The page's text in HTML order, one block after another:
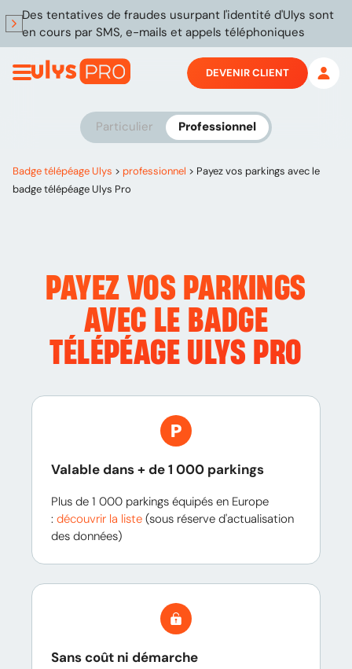
Des tentatives de fraudes usurpant l'identité d'Ulys sont
en cours par SMS, e-mails et appels téléphoniques
Particulier Professionnel
DEVENIR CLIENT
Badge télépéage Ulys > professionnel > Payez vos parkings avec le
badge télépéage Ulys Pro
PAYEZ VOS PARKINGS
AVEC LE BADGE
TÉLÉPÉAGE ULYS PRO
Valable dans + de 1 000 parkings
Plus de 1 000 parkings équipés en Europe
: découvrir la liste (sous réserve d'actualisation
des données)
Sans coût ni démarche